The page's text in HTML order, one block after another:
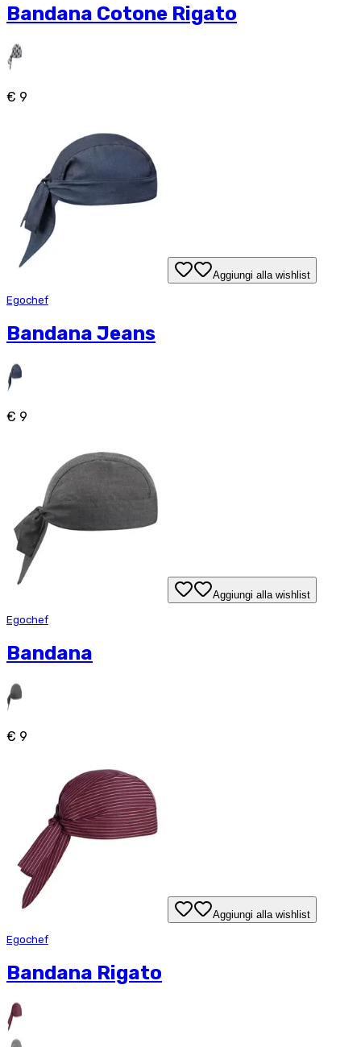
Bandana Cotone Rigato
€ 9
Aggiungi alla wishlist
Egochef
Bandana Jeans
€ 9
Aggiungi alla wishlist
Egochef
Bandana
€ 9
Aggiungi alla wishlist
Egochef
Bandana Rigato